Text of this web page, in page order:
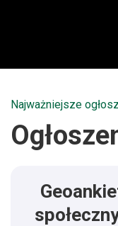
Najważniejsze